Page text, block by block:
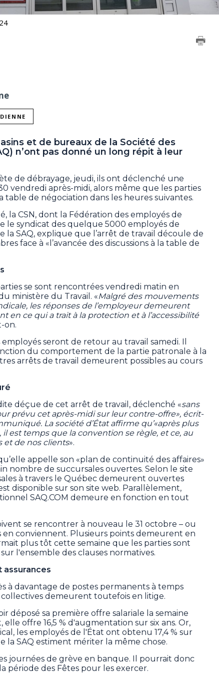
et de bureaux de la Société des
n’ont pas donné un long répit à leur
de débrayage, jeudi, ils ont déclenché une
vendredi après-midi, alors même que les parties
table de négociation dans les heures suivantes.
la CSN, dont la Fédération des employés de
le syndicat des quelque 5000 employés de
la SAQ, explique que l’arrêt de travail découle de
face à «l’avancée des discussions à la table de
se sont rencontrées vendredi matin en
ministère du Travail. «Malgré des mouvements
les réponses de l’employeur demeurent
en ce qui a trait à la protection et à l’accessibilité
on.
seront de retour au travail samedi. Il
du comportement de la partie patronale à la
arrêts de travail demeurent possibles au cours
dite déçue de cet arrêt de travail, déclenché «sans
prévu cet après-midi sur leur contre-offre», écrit-
La société d’État affirme qu’«après plus
il est temps que la convention se règle, et ce, au
et de nos clients».
appelle son «plan de continuité des affaires»
nombre de succursales ouvertes. Selon le site
à travers le Québec demeurent ouvertes
disponible sur son site web. Parallèlement,
SAQ.COM demeure en fonction en tout
se rencontrer à nouveau le 31 octobre – ou
en conviennent. Plusieurs points demeurent en
plus tôt cette semaine que les parties sont
l'ensemble des clauses normatives.
assurances
à davantage de postes permanents à temps
demeurent toutefois en litige.
déposé sa première offre salariale la semaine
offre 16,5 % d'augmentation sur six ans. Or,
les employés de l'État ont obtenu 17,4 % sur
la SAQ estiment mériter la même chose.
journées de grève en banque. Il pourrait donc
période des Fêtes pour les exercer.